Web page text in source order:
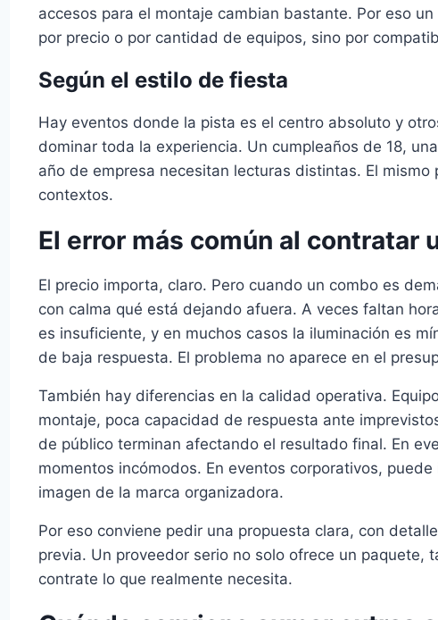
accesos para el montaje cambian bastante. Por eso
por precio o por cantidad de equipos, sino por
Según el estilo de fiesta
Hay eventos donde la pista es el centro absoluto y
dominar toda la experiencia. Un cumpleaños de 18,
año de empresa necesitan lecturas distintas. El
contextos.
El error más común al contratar
El precio importa, claro. Pero cuando un combo es
con calma qué está dejando afuera. A veces faltan
es insuficiente, y en muchos casos la iluminación es
de baja respuesta. El problema no aparece en el
También hay diferencias en la calidad operativa.
montaje, poca capacidad de respuesta ante
de público terminan afectando el resultado final. En
momentos incómodos. En eventos corporativos,
imagen de la marca organizadora.
Por eso conviene pedir una propuesta clara, con
previa. Un proveedor serio no solo ofrece un paquete,
contrate lo que realmente necesita.